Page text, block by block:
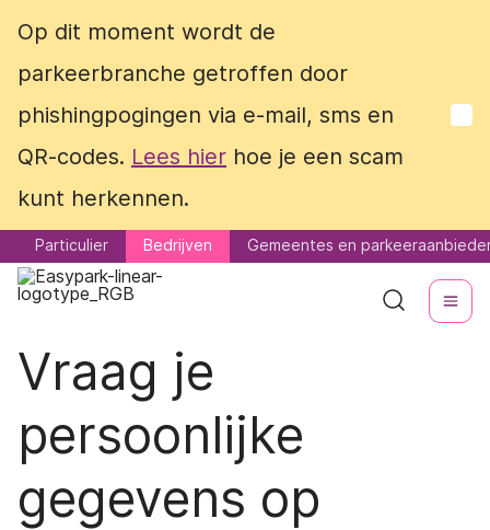
Op dit moment wordt de
parkeerbranche getroffen door
phishingpogingen via e-mail, sms en
QR-codes. Lees hier hoe je een scam
kunt herkennen.
Particulier Bedrijven Gemeentes en
Op dit moment wordt de
parkeerbranche getroffen door
phishingpogingen via e-mail, sms en
QR-codes. Lees hier hoe je een scam
kunt herkennen.
Particulier Bedrijven Gemeentes en
Vraag je
persoonlijke
gegevens op